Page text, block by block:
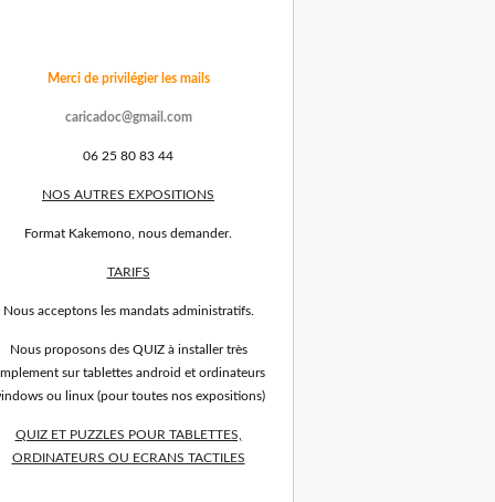
Merci de privilégier les mails
caricadoc@gmail.com
06 25 80 83 44
NOS AUTRES EXPOSITIONS
Format Kakemono, nous demander.
TARIFS
Nous acceptons les mandats administratifs.
Nous proposons des QUIZ à installer très
sur tablettes android et ordinateurs
ou linux (pour toutes nos expositions)
QUIZ ET PUZZLES POUR TABLETTES,
ORDINATEURS OU ECRANS TACTILES